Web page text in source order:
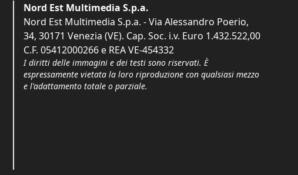
Nord Est Multimedia S.p.a.
Nord Est Multimedia S.p.a. - Via Alessandro Poerio,
34, 30171 Venezia (VE). Cap. Soc. i.v. Euro 1.432.522,00
C.F. 05412000266 e REA VE-454332
I diritti delle immagini e dei testi sono riservati. È
espressamente vietata la loro riproduzione con qualsiasi mezzo
e l'adattamento totale o parziale.